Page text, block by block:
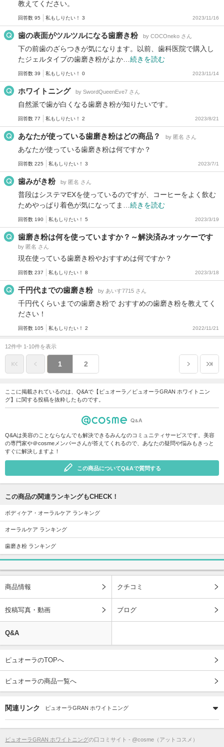
教えてください。
回答数 95 私もしりたい！ 3 2023/11/16
歯の表面がツルツルになる歯磨き粉 by COCOneko さん
下の前歯のざらつきが気になります。以前、歯科医院で購入し
たジェルタイプの歯磨き粉がよか… 続きを読む
回答数 39 私もしりたい！ 0 2023/11/14
ホワイトニング by SwordQueenEve7 さん
自然派で歯が白くなる歯磨き粉が知りたいです。
回答数 77 私もしりたい！ 2 2023/8/21
あなたが使っている歯磨き粉はどの商品？ by 匿名 さん
あなたが使っている歯磨き粉は何ですか？
回答数 225 私もしりたい！ 3 2023/7/1
歯みがき粉 by 匿名 さん
普段はシステマEXを使っているのですが、コーヒーをよく飲む
ためやっぱり着色が気になってま… 続きを読む
回答数 190 私もしりたい！ 5 2023/3/19
歯磨き粉は何を使っていますか？～解決済みオッケーです
by 匿名 さん
現在使っている歯磨き粉やおすすめは何ですか？
回答数 237 私もしりたい！ 8 2023/3/18
千円代までの歯磨き粉 by あいす7715 さん
千円代くらいまでの歯磨き粉で おすすめの歯磨き粉を教えてく
ださい！
回答数 105 私もしりたい！ 2 2022/11/21
12件中 1-10件を表示
1 2
ここに掲載されているのは、Q&Aで【ピュオーラ／ピュオーラGRAN ホワイトニン
グ】に関する投稿を抜粋したものです。
Q&Aは美容のことならなんでも解決できるみんなのコミュニティサービスです。美容
の専門家や＠cosmeメンバーさんが答えてくれるので、あなたの疑問や悩みもきっと
すぐに解決しますよ！
この商品についてQ&Aで質問する
この商品の関連ランキングもCHECK！
ボディケア・オーラルケア ランキング
オーラルケア ランキング
歯磨き粉 ランキング
商品情報 クチコミ
投稿写真・動画 ブログ
Q&A
ピュオーラのTOPへ
ピュオーラの商品一覧へ
関連リンク ピュオーラGRAN ホワイトニング
ピュオーラGRAN ホワイトニングの口コミサイト - @cosme（アットコスメ）